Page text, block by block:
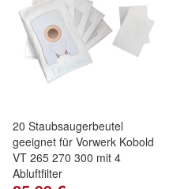
20 Staubsaugerbeutel
geeignet für Vorwerk Kobold
VT 265 270 300 mit 4
Abluftfilter